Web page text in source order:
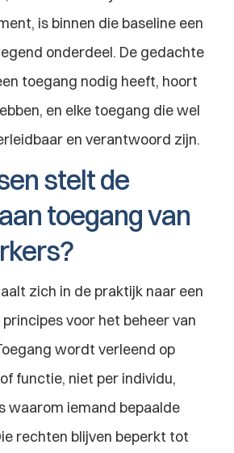
is binnen die baseline een
onderdeel. De gedachte
toegang nodig heeft, hoort
en elke toegang die wel
en verantwoord zijn.
stelt de
toegang van
zich in de praktijk naar een
voor het beheer van
wordt verleend op
functie, niet per individu,
waarom iemand bepaalde
rechten blijven beperkt tot